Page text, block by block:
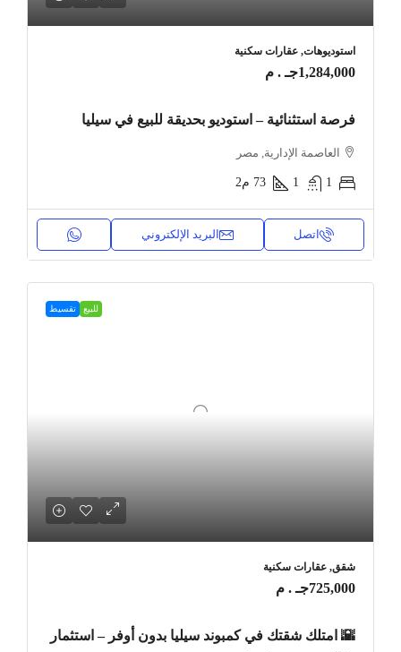
استوديوهات, عقارات سكنية
1,284,000جـ . م
فرصة استثنائية – استوديو بحديقة للبيع في سيليا
العاصمة الإدارية, مصر
1
1
73 م2
اتصل البريد الإلكتروني
للبيع تقسيط
شقق, عقارات سكنية
725,000جـ . م
🌇 امتلك شقتك في كمبوند سيليا بدون أوفر – استثمار